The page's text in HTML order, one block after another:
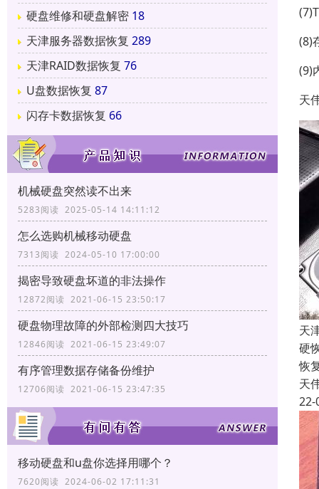
硬盘维修和硬盘解密 18
天津服务器数据恢复 289
天津RAID数据恢复 76
U盘数据恢复 87
闪存卡数据恢复 66
机械硬盘突然读不出来
5283阅读 2025-05-14 14:11:12
怎么选购机械移动硬盘
7313阅读 2024-05-10 17:00:00
揭密导致硬盘坏道的非法操作
12872阅读 2021-06-15 23:50:17
硬盘物理故障的外部检测四大技巧
12846阅读 2021-06-15 23:49:07
有序管理数据存储备份维护
12706阅读 2021-06-15 23:47:35
移动硬盘和u盘你选择用哪个？
7620阅读 2024-06-02 17:11:31
(7)
(8)
(9)
天
天
硬
恢
天
22-